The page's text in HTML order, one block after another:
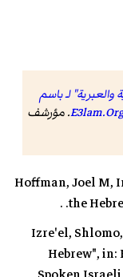
لـ باسم
. 2017-10-30. مؤرشف
Hoffman, Joel M,
the
Izre'el,
Hebrew", in: